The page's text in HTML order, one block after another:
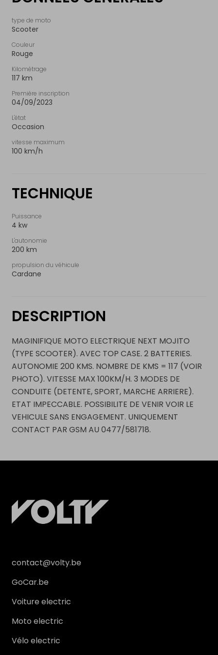
NL | FR
type de moto
Scooter
Couleur
Rouge
Kilométrage
117 km
Première inscription
04/09/2023
L'état
Occasion
vitesse maximum
100 km/h
TECHNIQUE
Puissance
4 kw
L'autonomie
200 km
propulsion du véhicule
Cardane
DESCRIPTION
MAGINIFIQUE MOTO ELECTRIQUE NEXT MOJITO
(TYPE SCOOTER). AVEC TOP CASE. 2 BATTERIES.
AUTONOMIE 200 KMS. NOMBRE DE KMS = 117 (VOIR
PHOTO). VITESSE MAX 100KM/H. 3 MODES DE
CONDUITE (DETENTE, SPORT, MARCHE ARRIERE).
ETAT IMPECCABLE. POSSIBILITE DE VENIR VOIR LE
VEHICULE SANS ENGAGEMENT. UNIQUEMENT
CONTACT PAR GSM AU 0477/581718.
contact@volty.be
GoCar.be
Voiture electric
Moto electric
Vélo electric